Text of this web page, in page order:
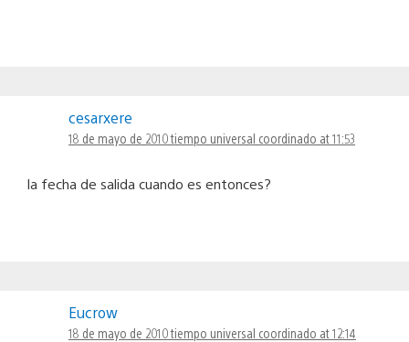
cesarxere
18 de mayo de 2010 tiempo universal coordinado at 11:53
la fecha de salida cuando es entonces?
Eucrow
18 de mayo de 2010 tiempo universal coordinado at 12:14